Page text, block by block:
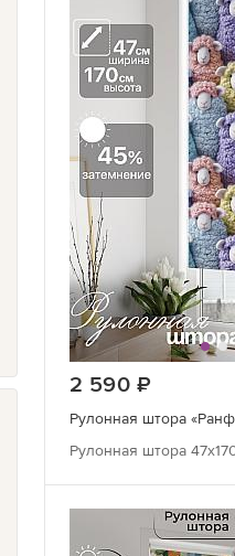
2 590
Рулонная штора